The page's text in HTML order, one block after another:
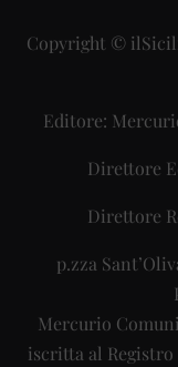
Copyright ©
Editore:
Direttore
Direttore
p.zza
Mercurio
iscritta al